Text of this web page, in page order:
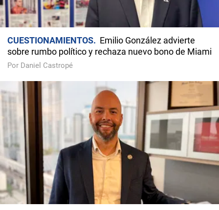
CUESTIONAMIENTOS
Emilio González advierte
sobre rumbo político y rechaza nuevo bono de Miami
Por Daniel Castropé